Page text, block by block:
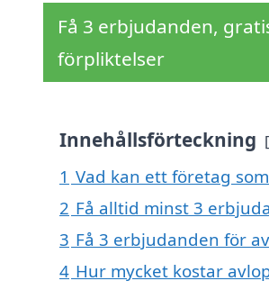
Få 3 erbjudanden,
förpliktelser
Innehållsförteckning
1 Vad kan ett företag
2 Få alltid minst 3
3 Få 3 erbjudanden för
4 Hur mycket kostar